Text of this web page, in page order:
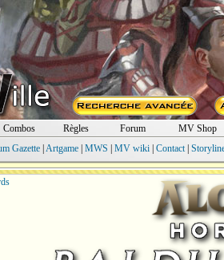
Combos Règles Forum
MV Shop
Gazette| Artgame| MWS MV wiki| Contact|